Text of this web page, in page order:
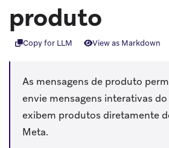
produto
Copy for LLM View as Markdown
As mensagens de produto
envie mensagens interativas
exibem produtos diretamente
Meta.